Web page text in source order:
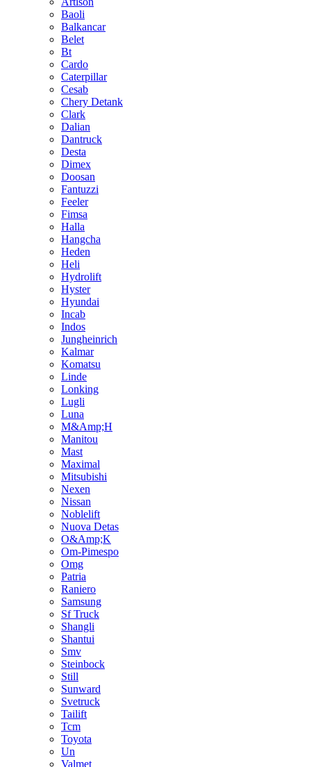
Baoli
Balkancar
Belet
Bt
Cardo
Caterpillar
Cesab
Chery Detank
Clark
Dalian
Dantruck
Desta
Dimex
Doosan
Fantuzzi
Feeler
Fimsa
Halla
Hangcha
Heden
Heli
Hydrolift
Hyster
Hyundai
Incab
Indos
Jungheinrich
Kalmar
Komatsu
Linde
Lonking
Lugli
Luna
M&Amp;H
Manitou
Mast
Maximal
Mitsubishi
Nexen
Nissan
Noblelift
Nuova Detas
O&Amp;K
Om-Pimespo
Omg
Patria
Raniero
Samsung
Sf Truck
Shangli
Shantui
Smv
Steinbock
Still
Sunward
Svetruck
Tailift
Tcm
Toyota
Un
Valmet